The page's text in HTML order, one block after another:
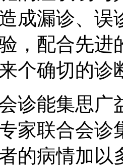
成漏诊、误
，配合先进
个确切的诊
能集思广
家联合会
的病情加